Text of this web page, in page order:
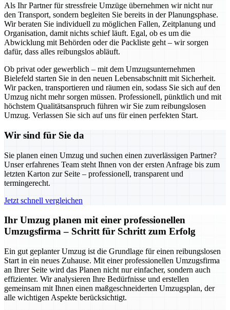
Als Ihr Partner für stressfreie Umzüge übernehmen wir nicht nur
den Transport, sondern begleiten Sie bereits in der Planungsphase.
Wir beraten Sie individuell zu möglichen Fallen, Zeitplanung und
Organisation, damit nichts schief läuft. Egal, ob es um die
Abwicklung mit Behörden oder die Packliste geht – wir sorgen
dafür, dass alles reibungslos abläuft.
Ob privat oder gewerblich – mit dem Umzugsunternehmen
Bielefeld starten Sie in den neuen Lebensabschnitt mit Sicherheit.
Wir packen, transportieren und räumen ein, sodass Sie sich auf den
Umzug nicht mehr sorgen müssen. Professionell, pünktlich und mit
höchstem Qualitätsanspruch führen wir Sie zum reibungslosen
Umzug. Verlassen Sie sich auf uns für einen perfekten Start.
Wir sind für Sie da
Sie planen einen Umzug und suchen einen zuverlässigen Partner?
Unser erfahrenes Team steht Ihnen von der ersten Anfrage bis zum
letzten Karton zur Seite – professionell, transparent und
termingerecht.
Jetzt schnell vergleichen
Ihr Umzug planen mit einer professionellen
Umzugsfirma – Schritt für Schritt zum Erfolg
Ein gut geplanter Umzug ist die Grundlage für einen reibungslosen
Start in ein neues Zuhause. Mit einer professionellen Umzugsfirma
an Ihrer Seite wird das Planen nicht nur einfacher, sondern auch
effizienter. Wir analysieren Ihre Bedürfnisse und erstellen
gemeinsam mit Ihnen einen maßgeschneiderten Umzugsplan, der
alle wichtigen Aspekte berücksichtigt.